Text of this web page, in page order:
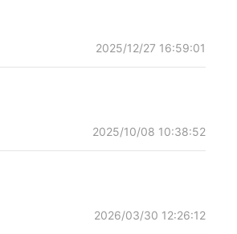
2025/12/27 16:59:01
2025/10/08 10:38:52
2026/03/30 12:26:12